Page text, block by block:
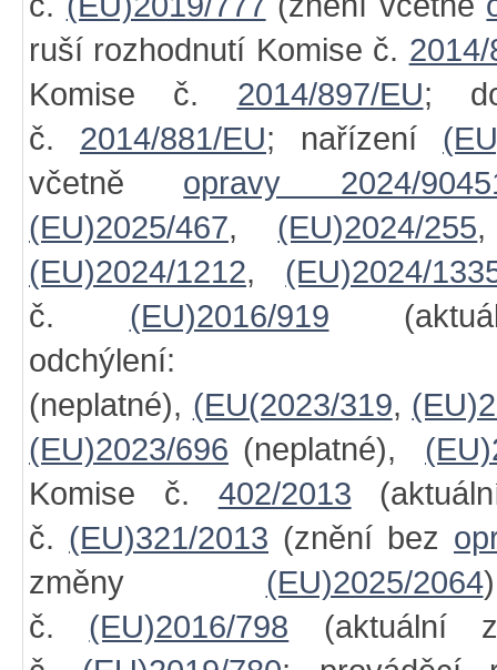
ruší rozhodnutí Komise č.
Komise č. 2014/897/EU;
č. 2014/881/EU; nařízení
včetně opravy 2024/
(EU)2025/467, (EU)2024/255
(EU)2024/1212, (EU)2024/
č. (EU)2016/919
(neplatné), (EU(2023/319,
(EU)2023/696 (neplatné),
Komise č. 402/2013
č. (EU)321/2013 (znění bez
změny (EU)2025/2064
č. (EU)2016/798 (aktuální